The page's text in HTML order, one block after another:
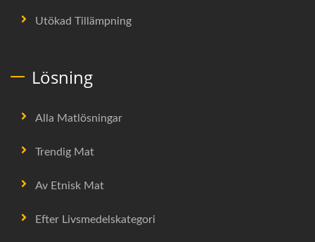
Utökad Tillämpning
Lösning
Alla Matlösningar
Trendig Mat
Av Etnisk Mat
Efter Livsmedelskategori